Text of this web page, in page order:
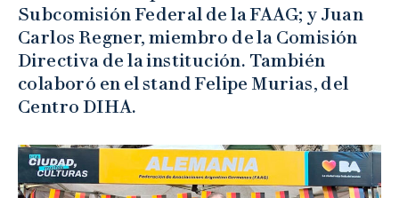
Subcomisión Federal de la FAAG; y Juan
Carlos Regner, miembro de la Comisión
Directiva de la institución. También
colaboró en el stand Felipe Murias, del
Centro DIHA.